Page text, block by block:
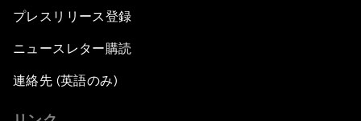
Global Science Outlook
プレスリリース登録
ニュースレター購読
連絡先 (英語のみ)